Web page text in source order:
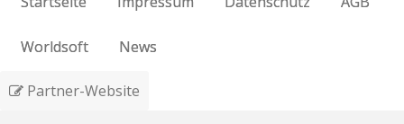
Worldsoft News
Partner-Website